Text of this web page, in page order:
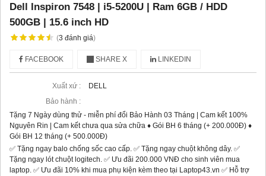
Dell Inspiron 7548 | i5-5200U | Ram 6GB / HDD
500GB | 15.6 inch HD
(3 đánh giá)
FACEBOOK SHARE X LINKEDIN
Xuất xứ :
DELL
Bảo hành :
Tặng 7 Ngày dùng thử - miễn phí đổi Bảo Hành 03 Tháng | Cam kết 100%
Nguyên Rin | Cam kết chưa qua sửa chữa ♦ Gói BH 6 tháng (+ 200.000Đ) ♦
Gói BH 12 tháng (+ 500.000Đ)
✅ Tặng ngay balo chống sốc cao cấp. ✅ Tặng ngay chuột không dây. ✅
Tặng ngay lót chuột logitech. ✅ Ưu đãi 200.000 VNĐ cho sinh viên mua
laptop. ✅ Ưu đãi 10% khi mua phụ kiện kèm theo tại Laptop43.vn ✅ Hỗ trợ